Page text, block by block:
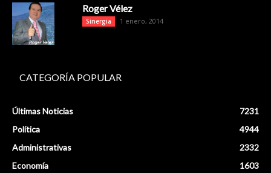
Roger Vélez
Sinergia 1 enero, 2014
CATEGORÍA POPULAR
Últimas Noticias
7231
Política
4944
Administrativas
2332
Economía
1603